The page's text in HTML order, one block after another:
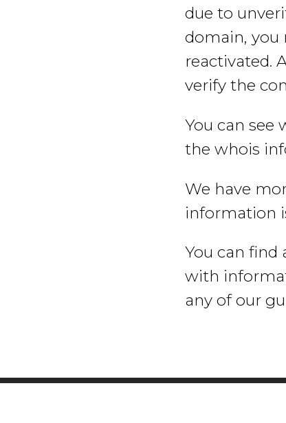
due to
domain, you
reactivated.
verify the
You can see
the whois
We have
information
You can find
with
any of our